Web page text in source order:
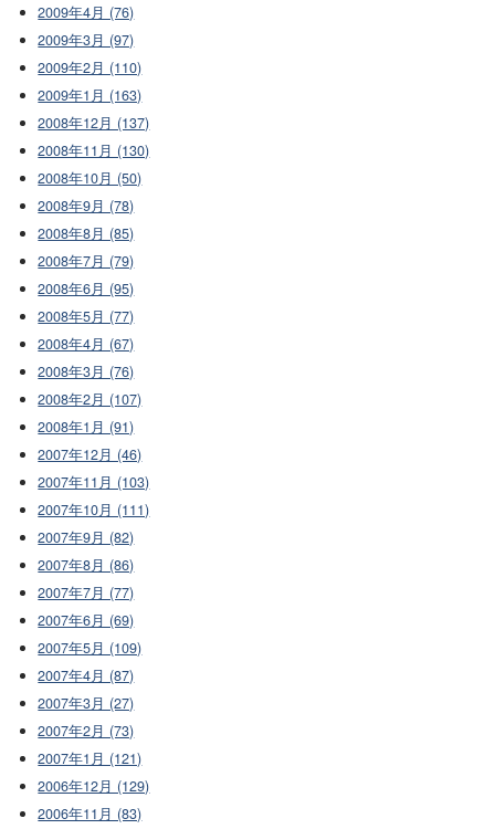
2009年4月 (76)
2009年3月 (97)
2009年2月 (110)
2009年1月 (163)
2008年12月 (137)
2008年11月 (130)
2008年10月 (50)
2008年9月 (78)
2008年8月 (85)
2008年7月 (79)
2008年6月 (95)
2008年5月 (77)
2008年4月 (67)
2008年3月 (76)
2008年2月 (107)
2008年1月 (91)
2007年12月 (46)
2007年11月 (103)
2007年10月 (111)
2007年9月 (82)
2007年8月 (86)
2007年7月 (77)
2007年6月 (69)
2007年5月 (109)
2007年4月 (87)
2007年3月 (27)
2007年2月 (73)
2007年1月 (121)
2006年12月 (129)
2006年11月 (83)